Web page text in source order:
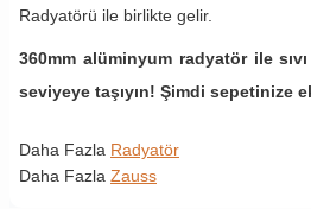
Radyatörü ile birlikte gelir.
360mm alüminyum radyatör ile
seviyeye taşıyın! Şimdi sepetinize
Daha Fazla Radyatör
Daha Fazla Zauss